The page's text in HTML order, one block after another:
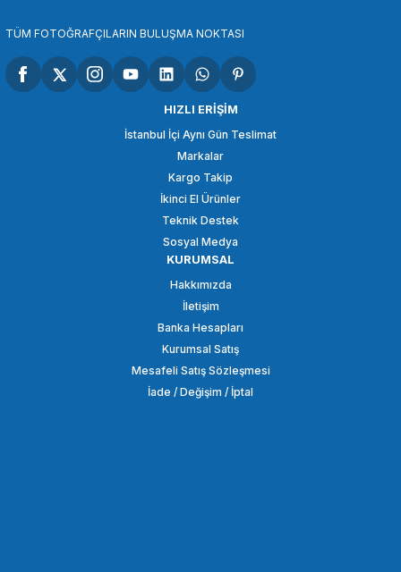
TİLTA
Tilta TA-FGR-8183 Sonsuz Odak Dişli Halkasıı 81-83mm
SEPETE EKLE
Tilta WLC-T03-K4 Nucleus-m Kablosuz Lens Kontrol Sistemi
TÜM FOTOĞRAFÇILARIN BULUŞMA NOKTASI
HIZLI ERİŞİM
İstanbul İçi Aynı Gün Teslimat
Markalar
Kargo Takip
İkinci El Ürünler
Teknik Destek
Sosyal Medya
KURUMSAL
Hakkımızda
İletişim
Banka Hesapları
Kurumsal Satış
Mesafeli Satış Sözleşmesi
İade / Değişim / İptal